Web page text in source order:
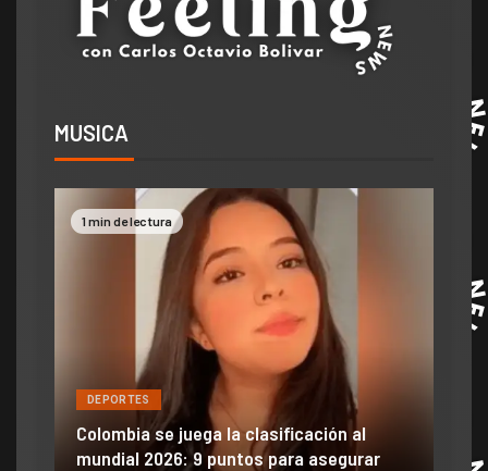
MUSICA
la clasificación al
para asegurar
2 min de lectura
Efraín Juárez filtró
anuncio de llegada a gigante